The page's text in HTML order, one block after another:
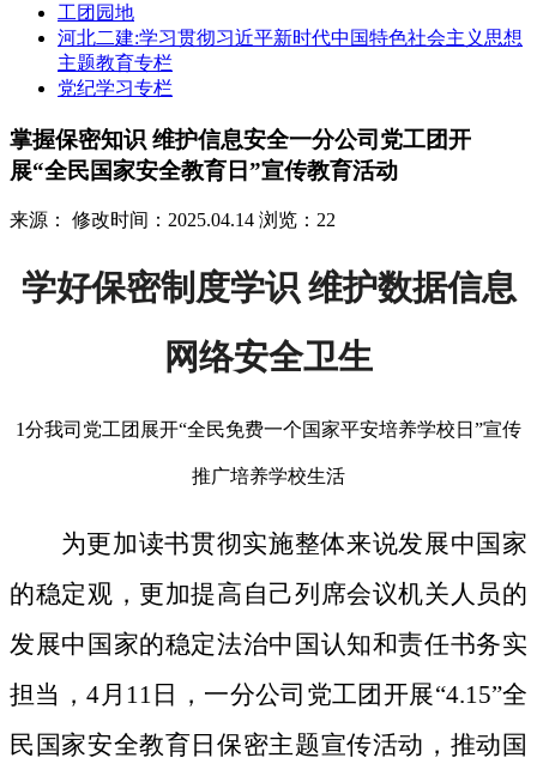
工团园地
河北二建:学习贯彻习近平新时代中国特色社会主义思想
主题教育专栏
党纪学习专栏
掌握保密知识 维护信息安全一分公司党工团开
展“全民国家安全教育日”宣传教育活动
来源： 修改时间：2025.04.14 浏览：22
学好保密制度学识 维护数据信息
网络安全卫生
1分我司党工团展开“全民免费一个国家平安培养学校日”宣传
推广培养学校生活
为更加读书贯彻实施整体来说发展中国家
的稳定观，更加提高自己列席会议机关人员的
发展中国家的稳定法治中国认知和责任书务实
担当，4月11日，一分公司党工团开展“4.15”全
民国家安全教育日保密主题宣传活动，推动国